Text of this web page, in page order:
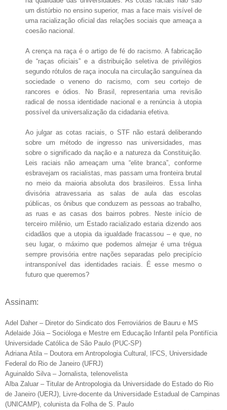
um distúrbio no ensino superior, mas a face mais visível de
uma racialização oficial das relações sociais que ameaça a
coesão nacional.
A crença na raça é o artigo de fé do racismo. A fabricação
de “raças oficiais” e a distribuição seletiva de privilégios
segundo rótulos de raça inocula na circulação sanguínea da
sociedade o veneno do racismo, com seu cortejo de
rancores e ódios. No Brasil, representaria uma revisão
radical de nossa identidade nacional e a renúncia à utopia
possível da universalização da cidadania efetiva.
Ao julgar as cotas raciais, o STF não estará deliberando
sobre um método de ingresso nas universidades, mas
sobre o significado da nação e a natureza da Constituição.
Leis raciais não ameaçam uma “elite branca”, conforme
esbravejam os racialistas, mas passam uma fronteira brutal
no meio da maioria absoluta dos brasileiros. Essa linha
divisória atravessaria as salas de aula das escolas
públicas, os ônibus que conduzem as pessoas ao trabalho,
as ruas e as casas dos bairros pobres. Neste início de
terceiro milênio, um Estado racializado estaria dizendo aos
cidadãos que a utopia da igualdade fracassou – e que, no
seu lugar, o máximo que podemos almejar é uma trégua
sempre provisória entre nações separadas pelo precipício
intransponível das identidades raciais. É esse mesmo o
futuro que queremos?
Assinam:
Adel Daher – Diretor do Sindicato dos Ferroviários de Bauru e MS
Adelaide Jóia – Socióloga e Mestre em Educação Infantil pela Pontifícia
Universidade Católica de São Paulo (PUC-SP)
Adriana Atila – Doutora em Antropologia Cultural, IFCS, Universidade
Federal do Rio de Janeiro (UFRJ)
Aguinaldo Silva – Jornalista, telenovelista
Alba Zaluar – Titular de Antropologia da Universidade do Estado do Rio
de Janeiro (UERJ), Livre-docente da Universidade Estadual de Campinas
(UNICAMP), colunista da Folha de S. Paulo